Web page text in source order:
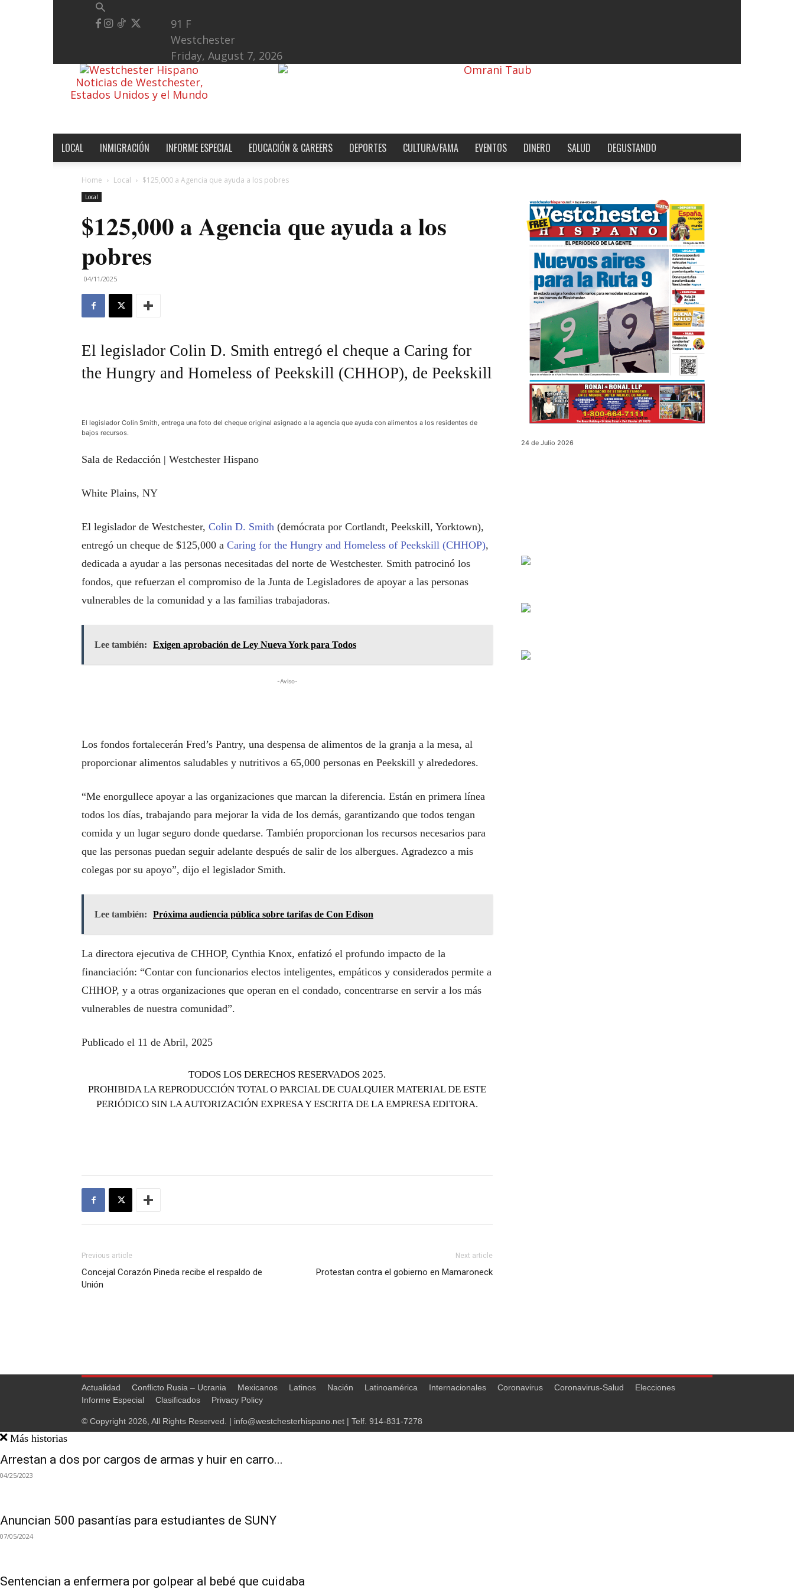
91 F
Westchester
Friday, August 7, 2026
Noticias de Westchester,
Estados Unidos y el Mundo
LOCAL INMIGRACIÓN INFORME ESPECIAL EDUCACIÓN & CAREERS DEPORTES CULTURA/FAMA EVENTOS DINERO SALUD DEGUSTANDO
Home Local $125,000 a Agencia que ayuda a los pobres
Local
$125,000 a Agencia que ayuda a los
pobres
04/11/2025
El legislador Colin D. Smith entregó el cheque a Caring for
the Hungry and Homeless of Peekskill (CHHOP), de Peekskill
El legislador Colin Smith, entrega una foto del cheque original asignado a la agencia que ayuda con alimentos a los residentes de
bajos recursos.
Sala de Redacción | Westchester Hispano
White Plains, NY
El legislador de Westchester, Colin D. Smith (demócrata por Cortlandt, Peekskill, Yorktown),
entregó un cheque de $125,000 a Caring for the Hungry and Homeless of Peekskill (CHHOP),
dedicada a ayudar a las personas necesitadas del norte de Westchester. Smith patrocinó los
fondos, que refuerzan el compromiso de la Junta de Legisladores de apoyar a las personas
vulnerables de la comunidad y a las familias trabajadoras.
Lee también: Exigen aprobación de Ley Nueva York para Todos
-Aviso-
Los fondos fortalecerán Fred’s Pantry, una despensa de alimentos de la granja a la mesa, al
proporcionar alimentos saludables y nutritivos a 65,000 personas en Peekskill y alrededores.
“Me enorgullece apoyar a las organizaciones que marcan la diferencia. Están en primera línea
todos los días, trabajando para mejorar la vida de los demás, garantizando que todos tengan
comida y un lugar seguro donde quedarse. También proporcionan los recursos necesarios para
que las personas puedan seguir adelante después de salir de los albergues. Agradezco a mis
colegas por su apoyo”, dijo el legislador Smith.
Lee también: Próxima audiencia pública sobre tarifas de Con Edison
La directora ejecutiva de CHHOP, Cynthia Knox, enfatizó el profundo impacto de la
financiación: “Contar con funcionarios electos inteligentes, empáticos y considerados permite a
CHHOP, y a otras organizaciones que operan en el condado, concentrarse en servir a los más
vulnerables de nuestra comunidad”.
Publicado el 11 de Abril, 2025
TODOS LOS DERECHOS RESERVADOS 2025.
PROHIBIDA LA REPRODUCCIÓN TOTAL O PARCIAL DE CUALQUIER MATERIAL DE ESTE
PERIÓDICO SIN LA AUTORIZACIÓN EXPRESA Y ESCRITA DE LA EMPRESA EDITORA.
Previous article
Concejal Corazón Pineda recibe el respaldo de
Unión
Next article
Protestan contra el gobierno en Mamaroneck
24 de Julio 2026
Actualidad Conflicto Rusia – Ucrania Mexicanos Latinos Nación Latinoamérica Internacionales Coronavirus Coronavirus-Salud
Elecciones
Informe Especial
Clasificados Privacy Policy
© Copyright 2026, All Rights Reserved. | info@westchesterhispano.net | Telf. 914-831-7278
Más historias
Arrestan a dos por cargos de armas y huir en carro...
04/25/2023
Anuncian 500 pasantías para estudiantes de SUNY
07/05/2024
Sentencian a enfermera por golpear al bebé que cuidaba